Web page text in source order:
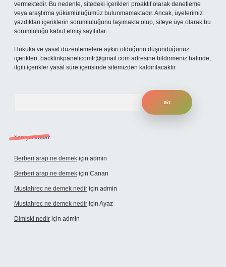
vermektedir. Bu nedenle, sitedeki içerikleri proaktif olarak denetleme
veya araştırma yükümlülüğümüz bulunmamaktadır. Ancak, üyelerimiz
yazdıkları içeriklerin sorumluluğunu taşımakta olup, siteye üye olarak bu
sorumluluğu kabul etmiş sayılırlar.
Hukuka ve yasal düzenlemelere aykırı olduğunu düşündüğünüz
içerikleri, backlinkpanelicomtr@gmail.com adresine bildirmeniz halinde,
ilgili içerikler yasal süre içerisinde sitemizden kaldırılacaktır.
Son yorumlar
Berberi arap ne demek için admin
Berberi arap ne demek için Canan
Mustahrec ne demek nedir için admin
Mustahrec ne demek nedir için Ayaz
Dimiski nedir için admin